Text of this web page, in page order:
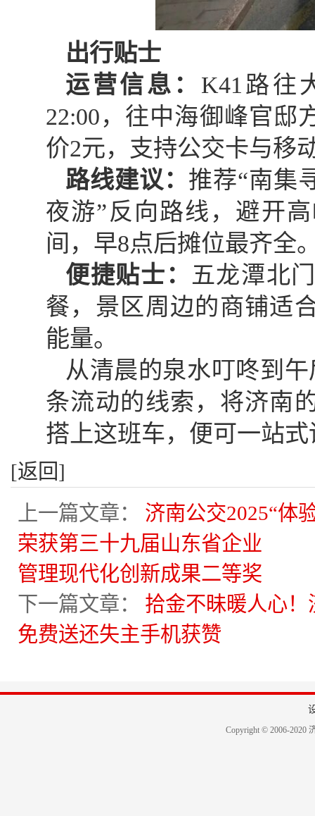
出行贴士
运营信息： K41路往
22:00，往中海御峰官邸
价2元，支持公交卡与移
路线建议： 推荐“南
夜游”反向路线，避开
间，早8点后摊位最齐全
便捷贴士： 五龙潭北
餐，景区周边的商铺适
能量。
从清晨的泉水叮咚到
条流动的线索，将济南
搭上这班车，便可一站
[返回]
上一篇文章： 济南公交2025“体
荣获第三十九届山东省企业
管理现代化创新成果二等奖
下一篇文章： 拾金不昧暖人心
免费送还失主手机获赞
Copyright © 2006-2020